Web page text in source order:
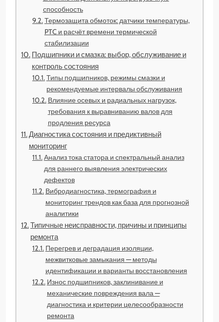
способность
Термозащита обмоток: датчики температуры,
PTC и расчёт времени термической
стабилизации
Подшипники и смазка: выбор, обслуживание и
контроль состояния
Типы подшипников, режимы смазки и
рекомендуемые интервалы обслуживания
Влияние осевых и радиальных нагрузок,
требования к выравниванию валов для
продления ресурса
Диагностика состояния и предиктивный
мониторинг
Анализ тока статора и спектральный анализ
для раннего выявления электрических
дефектов
Вибродиагностика, термография и
мониторинг трендов как база для прогнозной
аналитики
Типичные неисправности, причины и принципы
ремонта
Перегрев и деградация изоляции,
межвитковые замыкания — методы
идентификации и варианты восстановления
Износ подшипников, заклинивание и
механические повреждения вала —
диагностика и критерии целесообразности
ремонта